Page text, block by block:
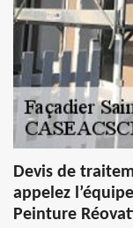
Devis de
appelez
Peinture